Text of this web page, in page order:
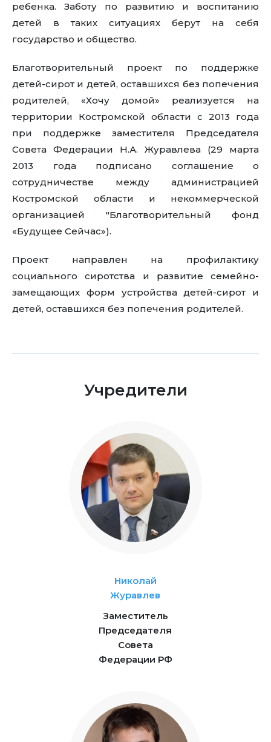
ребенка. Заботу по развитию и воспитанию
детей в таких ситуациях берут на себя
государство и общество.
Благотворительный проект по поддержке
детей-сирот и детей, оставшихся без попечения
родителей, «Хочу домой» реализуется на
территории Костромской области с 2013 года
при поддержке заместителя Председателя
Совета Федерации Н.А. Журавлева (29 марта
2013 года подписано соглашение о
сотрудничестве между администрацией
Костромской области и некоммерческой
организацией "Благотворительный фонд
«Будущее Сейчас»).
Проект направлен на профилактику
социального сиротства и развитие семейно-
замещающих форм устройства детей-сирот и
детей, оставшихся без попечения родителей.
Учредители
Николай
Журавлев
Заместитель
Председателя
Совета
Федерации РФ